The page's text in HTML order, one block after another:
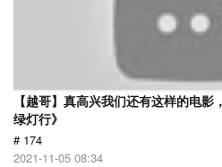
【越哥】真高兴我们还有这样的电影
绿灯行》
# 174
2021-11-05 08:34